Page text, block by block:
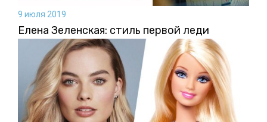
9 июля 2019
Елена Зеленская: стиль первой леди